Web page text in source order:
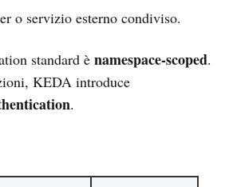
o servizio esterno condiviso.
standard è namespace-scoped.
KEDA introduce
.